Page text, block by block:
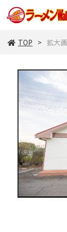
TOP 拡大